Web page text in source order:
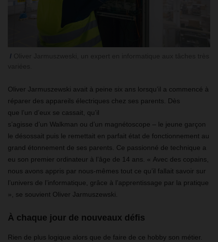
Oliver Jarmuszewski avait à peine six ans lorsqu’il a commencé à
réparer des appareils électriques chez ses parents. Dès
que l’un d’eux se cassait, qu’il
s’agisse d’un Walkman ou d’un magnétoscope – le jeune garçon
le désossait puis le remettait en parfait état de fonctionnement au
grand étonnement de ses parents. Ce passionné de technique a
eu son premier ordinateur à l’âge de 14 ans. « Avec des copains,
nous avons appris par nous-mêmes tout ce qu’il fallait savoir sur
l’univers de l’informatique, grâce à l’apprentissage par la pratique
», se souvient Oliver Jarmuszewski.
À chaque jour de nouveaux défis
Rien de plus logique alors que de faire de ce hobby son métier.